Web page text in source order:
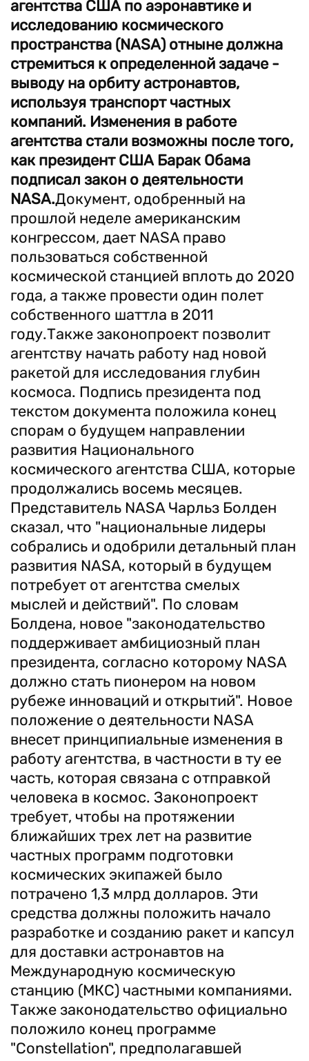
агентства США по аэронавтике и
исследованию космического
пространства (NASA) отныне должна
стремиться к определенной задаче -
выводу на орбиту астронавтов,
используя транспорт частных
компаний. Изменения в работе
агентства стали возможны после того,
как президент США Барак Обама
подписал закон о деятельности
NASA.Документ, одобренный на
прошлой неделе американским
конгрессом, дает NASA право
пользоваться собственной
космической станцией вплоть до 2020
года, а также провести один полет
собственного шаттла в 2011
году.Также законопроект позволит
агентству начать работу над новой
ракетой для исследования глубин
космоса. Подпись президента под
текстом документа положила конец
спорам о будущем направлении
развития Национального
космического агентства США, которые
продолжались восемь месяцев.
Представитель NASA Чарльз Болден
сказал, что "национальные лидеры
собрались и одобрили детальный план
развития NASA, который в будущем
потребует от агентства смелых
мыслей и действий". По словам
Болдена, новое "законодательство
поддерживает амбициозный план
президента, согласно которому NASA
должно стать пионером на новом
рубеже инноваций и открытий". Новое
положение о деятельности NASA
внесет принципиальные изменения в
работу агентства, в частности в ту ее
часть, которая связана с отправкой
человека в космос. Законопроект
требует, чтобы на протяжении
ближайших трех лет на развитие
частных программ подготовки
космических экипажей было
потрачено 1,3 млрд долларов. Эти
средства должны положить начало
разработке и созданию ракет и капсул
для доставки астронавтов на
Международную космическую
станцию (МКС) частными компаниями.
Также законодательство официально
положило конец программе
"Constellation", предполагавшей